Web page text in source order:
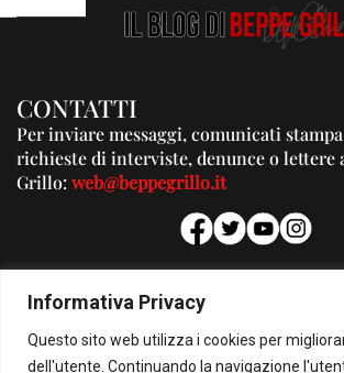
Informativa Privacy
Questo sito web utilizza i cookies per
dell'utente. Continuando la navigazione
CONTATTI
Per inviare messaggi, comunicati
richieste di interviste, denunce o lettere
Grillo:web@beppegrillo.it
Per la tua